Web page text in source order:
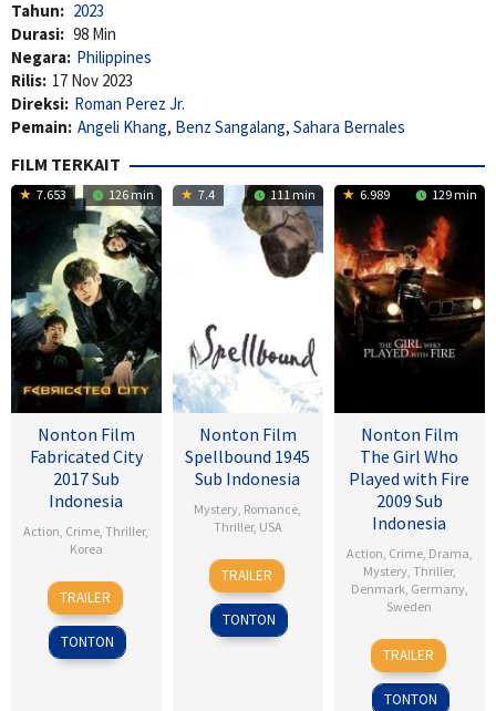
Tahun: 2023
Durasi: 98 Min
Negara: Philippines
Rilis: 17 Nov 2023
Direksi: Roman Perez Jr.
Pemain: Angeli Khang, Benz Sangalang, Sahara Bernales
FILM TERKAIT
7.653 126 min
Nonton Film
Fabricated City
2017 Sub
Indonesia
Action, Crime,Thriller,
Korea
9
Feb
2017
Lee
Hu-
bin
TRAILER
TONTON
7.4 111 min
Nonton Film
Spellbound 1945
Sub Indonesia
Mystery, Romance,
Thriller, USA
8
Nov
1945
Alfred
Hitchcock
TRAILER
TONTON
6.989 129 min
Nonton Film
The Girl Who
Played with Fire
2009 Sub
Indonesia
Action, Crime, Drama,
Mystery, Thriller,
Denmark, Germany,
Sweden
18
Sep
2009
Daniel
Alfredson
TRAILER
TONTON